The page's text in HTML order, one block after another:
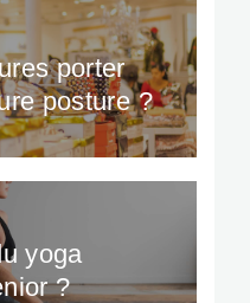
porter
posture ?
yoga
?